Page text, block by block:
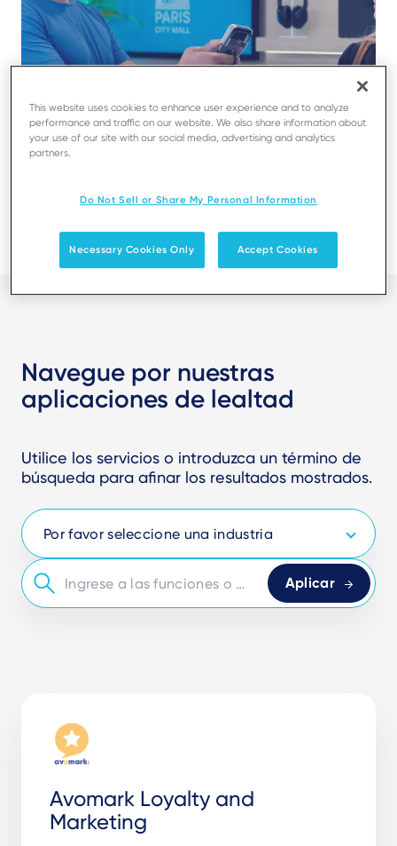
Navegue por nuestras
aplicaciones de lealtad
Utilice los servicios o introduzca un término de
búsqueda para afinar los resultados mostrados.
Avomark Loyalty and
Marketing
This website uses cookies to enhance user experience and to analyze
performance and traffic on our website. We also share information about
your use of our site with our social media, advertising and analytics
partners.
Do Not Sell or Share My Personal Information
Necessary Cookies Only Accept Cookies